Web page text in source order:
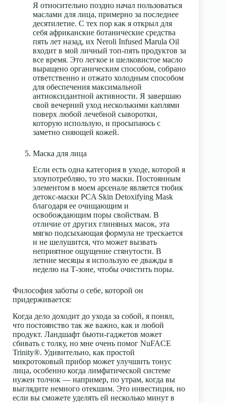
Я относительно поздно начал пользоваться
маслами для лица, примерно за последнее
десятилетие. С тех пор как я открыл для
себя африканские ботанические средства
пять лет назад, их Neroli Infused Marula Oil
входит в мой личный топ-пять продуктов за
все время. Это легкое и шелковистое масло
выращено органическим способом, собрано
ответственно и отжато холодным способом
для обеспечения максимальной
антиоксидантной активности. Я завершаю
свой вечерний уход несколькими каплями
поверх любой лечебной сыворотки,
которую использую, и просыпаюсь с
заметно сияющей кожей.
Маска для лица
Если есть одна категория в уходе, которой я
злоупотребляю, то это маски. Постоянным
элементом в моем арсенале является тюбик
детокс-маски PCA Skin Detoxifying Mask
благодаря ее очищающим и
освобождающим поры свойствам. В
отличие от других глиняных масок, эта
мягко подсыхающая формула не трескается
и не шелушится, что может вызвать
неприятное ощущение стянутости. В
летние месяцы я использую ее дважды в
неделю на Т-зоне, чтобы очистить поры.
Философия заботы о себе, которой он
придерживается:
Когда дело доходит до ухода за собой, я понял,
что постоянство так же важно, как и любой
продукт. Ландшафт бьюти-гаджетов может
сбивать с толку, но мне очень помог NuFACE
Trinity®. Удивительно, как простой
микротоковый прибор может улучшить тонус
лица, особенно когда лимфатической системе
нужен толчок — например, по утрам, когда вы
выглядите немного отекшим. Это инвестиция, но
если вы сможете уделять ей несколько минут в